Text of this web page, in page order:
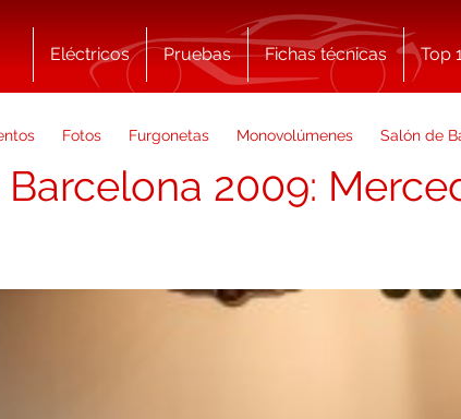
Eléctricos Pruebas Fichas técnicas Top
Fotos Furgonetas Monovolúmenes Salón de
2009: